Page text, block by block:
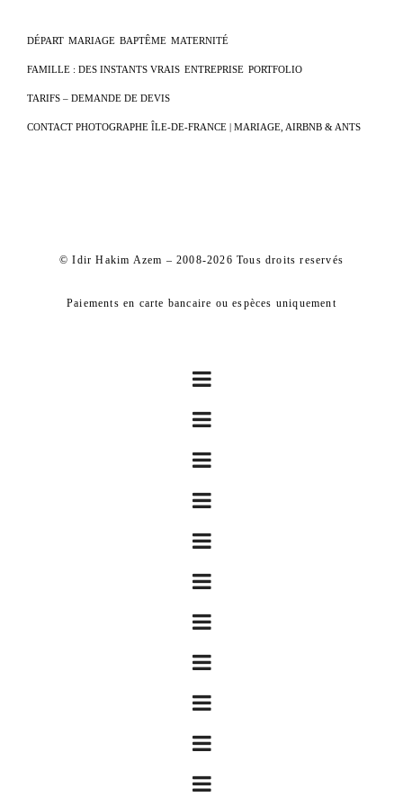
DÉPART MARIAGE BAPTÊME MATERNITÉ
FAMILLE : DES INSTANTS VRAIS ENTREPRISE PORTFOLIO
TARIFS – DEMANDE DE DEVIS
CONTACT PHOTOGRAPHE ÎLE-DE-FRANCE | MARIAGE, AIRBNB & ANTS
© Idir Hakim Azem – 2008-2026 Tous droits reservés
Paiements en carte bancaire ou espèces uniquement